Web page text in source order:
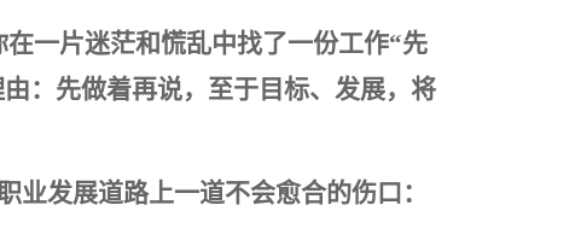
一片迷茫和慌乱中找了一份工作“先
：先做着再说，至于目标、发展，将
发展道路上一道不会愈合的伤口：